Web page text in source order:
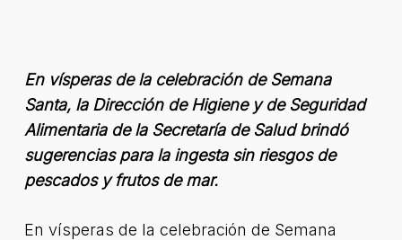
En vísperas de la celebración de Semana
Santa, la Dirección de Higiene y de Seguridad
Alimentaria de la Secretaría de Salud brindó
sugerencias para la ingesta sin riesgos de
pescados y frutos de mar.
En vísperas de la celebración de Semana